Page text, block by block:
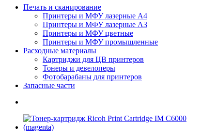
Печать и сканирование
Принтеры и МФУ лазерные А4
Принтеры и МФУ лазерные А3
Принтеры и МФУ цветные
Принтеры и МФУ промышленные
Расходные материалы
Картриджи для ЦВ принтеров
Тонеры и девелоперы
Фотобарабаны для принтеров
Запасные части